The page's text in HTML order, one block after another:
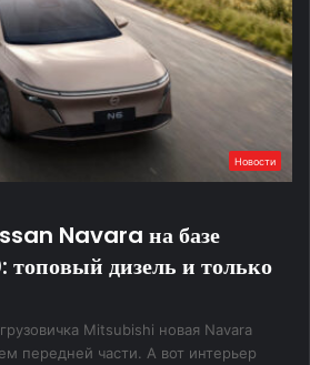
Новости
Navara на базе
дизель и только
Mitsubishi новая Navara
передней части. А вот интерьер